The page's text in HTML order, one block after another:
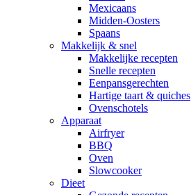
Mexicaans
Midden-Oosters
Spaans
Makkelijk & snel
Makkelijke recepten
Snelle recepten
Eenpansgerechten
Hartige taart & quiches
Ovenschotels
Apparaat
Airfryer
BBQ
Oven
Slowcooker
Dieet